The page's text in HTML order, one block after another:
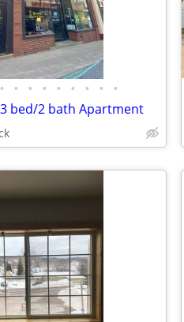
• • • • • • • • •
bed/2 bath Apartment